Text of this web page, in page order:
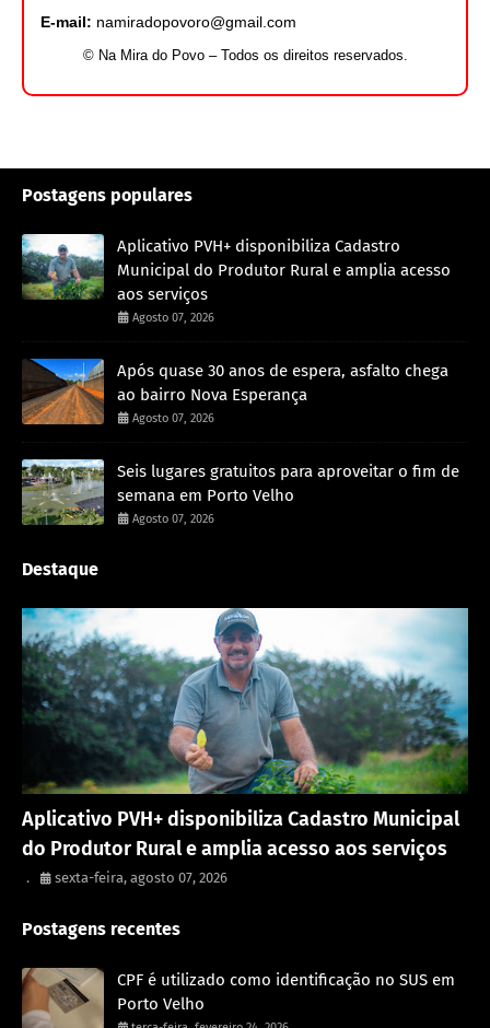
E-mail: namiradopovoro@gmail.com
© Na Mira do Povo – Todos os direitos reservados.
Postagens populares
Aplicativo PVH+ disponibiliza Cadastro
Municipal do Produtor Rural e amplia acesso
aos serviços
Agosto 07, 2026
Após quase 30 anos de espera, asfalto chega
ao bairro Nova Esperança
Agosto 07, 2026
Seis lugares gratuitos para aproveitar o fim de
semana em Porto Velho
Agosto 07, 2026
Destaque
Aplicativo PVH+ disponibiliza Cadastro Municipal
do Produtor Rural e amplia acesso aos serviços
. sexta-feira, agosto 07, 2026
Postagens recentes
CPF é utilizado como identificação no SUS em
Porto Velho